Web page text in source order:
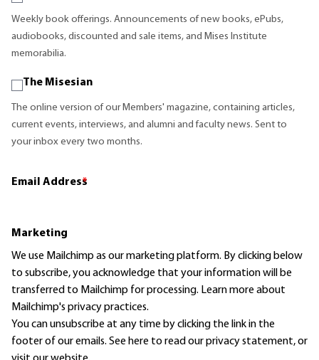
Weekly book offerings. Announcements of new books, ePubs,
audiobooks, discounted and sale items, and Mises Institute
memorabilia.
The Misesian
The online version of our Members' magazine, containing articles,
current events, interviews, and alumni and faculty news. Sent to
your inbox every two months.
Email Address
*
Marketing
We use Mailchimp as our marketing platform. By clicking below
to subscribe, you acknowledge that your information will be
transferred to Mailchimp for processing. Learn moreabout
Mailchimp's privacy practices.
You can unsubscribe at any time by clicking the link in the
footer of our emails. See here to read ourprivacy statement, or